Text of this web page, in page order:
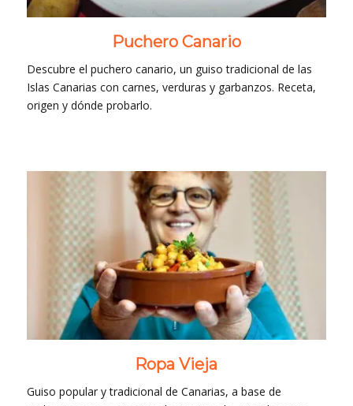
Puchero Canario
Descubre el puchero canario, un guiso tradicional de las
Islas Canarias con carnes, verduras y garbanzos. Receta,
origen y dónde probarlo.
Ropa Vieja
Guiso popular y tradicional de Canarias, a base de